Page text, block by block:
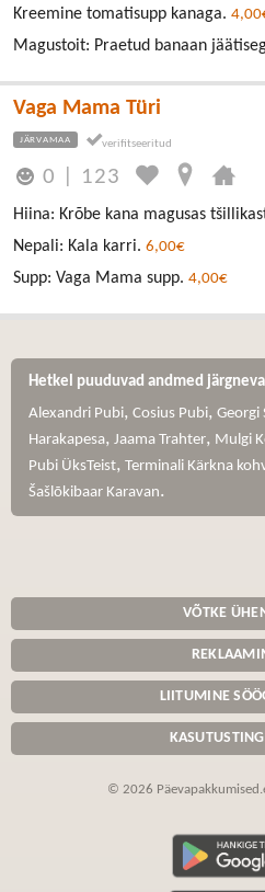
Kreemine tomatisupp kanaga.
Magustoit: Praetud banaan
Vaga Mama Türi
JÄRVAMAA
0 123
Hiina: Krõbe kana magusas
Nepali: Kala karri. 6,00€
Supp: Vaga Mama supp. 4,00€
Hetkel puuduvad andmed
Alexandri Pubi, Cosius Pubi, Georgi
Harakapesa, Jaama Trahter, Mulgi
Pubi ÜksTeist, Terminali Kärkna
Šašlõkibaar Karavan.
VÕTKE
LIITUMINE
© 2026